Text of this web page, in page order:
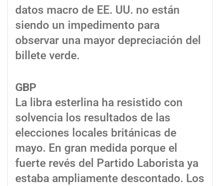
datos macro de EE. UU. no están
siendo un impedimento para
observar una mayor depreciación del
billete verde.
GBP
La libra esterlina ha resistido con
solvencia los resultados de las
elecciones locales británicas de
mayo. En gran medida porque el
fuerte revés del Partido Laborista ya
estaba ampliamente descontado. Los